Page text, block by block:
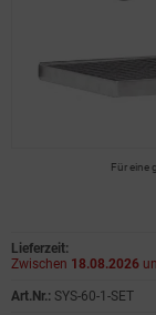
Für eine
Lieferzeit:
Zwischen 18.08.2026
Art.Nr.: SYS-60-1-SET